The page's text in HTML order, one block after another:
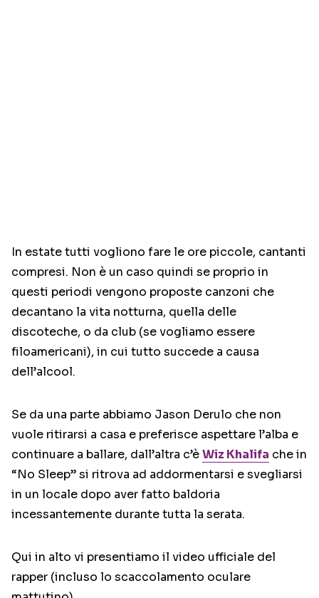
In estate tutti vogliono fare le ore piccole, cantanti
compresi. Non è un caso quindi se proprio in
questi periodi vengono proposte canzoni che
decantano la vita notturna, quella delle
discoteche, o da club (se vogliamo essere
filoamericani), in cui tutto succede a causa
dell’alcool.
Se da una parte abbiamo Jason Derulo che non
vuole ritirarsi a casa e preferisce aspettare l’alba e
continuare a ballare, dall’altra c’èWiz Khalifa che in
“No Sleep” si ritrova ad addormentarsi e svegliarsi
in un locale dopo aver fatto baldoria
incessantemente durante tutta la serata.
Qui in alto vi presentiamo il video ufficiale del
rapper (incluso lo scaccolamento oculare